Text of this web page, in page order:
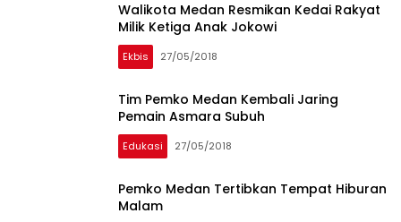
Walikota Medan Resmikan Kedai Rakyat
Milik Ketiga Anak Jokowi
Ekbis 27/05/2018
Tim Pemko Medan Kembali Jaring
Pemain Asmara Subuh
Edukasi 27/05/2018
Pemko Medan Tertibkan Tempat Hiburan
Malam